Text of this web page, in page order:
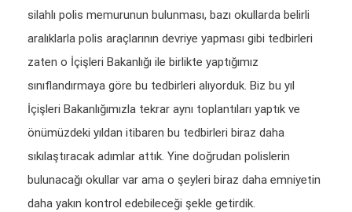
silahlı polis memurunun bulunması, bazı okullarda belirli
aralıklarla polis araçlarının devriye yapması gibi tedbirleri
zaten o İçişleri Bakanlığı ile birlikte yaptığımız
sınıflandırmaya göre bu tedbirleri alıyorduk. Biz bu yıl
İçişleri Bakanlığımızla tekrar aynı toplantıları yaptık ve
önümüzdeki yıldan itibaren bu tedbirleri biraz daha
sıkılaştıracak adımlar attık. Yine doğrudan polislerin
bulunacağı okullar var ama o şeyleri biraz daha emniyetin
daha yakın kontrol edebileceği şekle getirdik.